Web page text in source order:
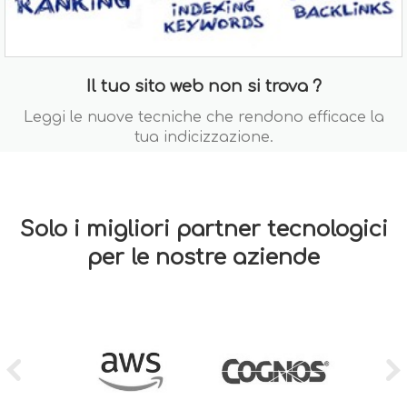
Il tuo sito web non si trova ?
Leggi le nuove tecniche che rendono efficace la
tua indicizzazione.
Solo i migliori partner tecnologici
per le nostre aziende